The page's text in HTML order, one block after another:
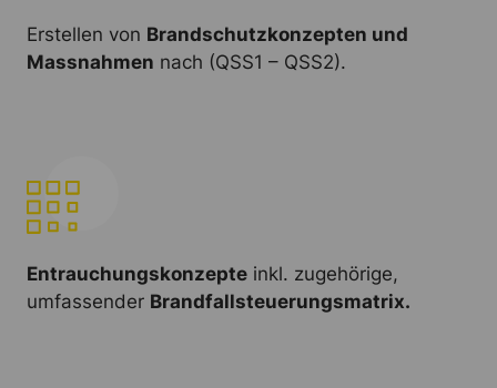
Erstellen von Brandschutzkonzepten und
Massnahmen nach (QSS1 – QSS2).
Entrauchungskonzepte inkl. zugehörige,
umfassender Brandfallsteuerungsmatrix.